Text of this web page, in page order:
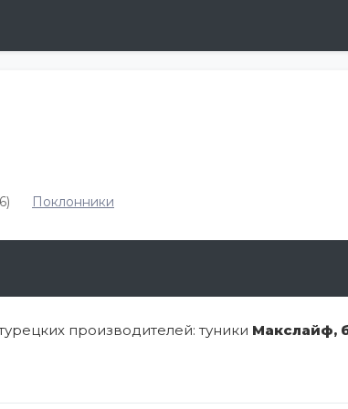
Поклонники
производителей: туники Макслайф,